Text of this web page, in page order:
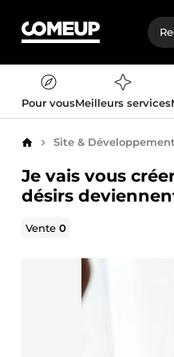
Pour vousMeilleurs services
AccueilSite & Développement
Je vais vous
désirs
Vente0